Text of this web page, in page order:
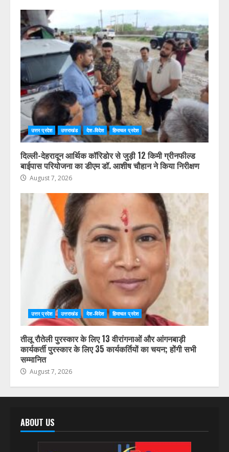
उत्तर प्रदेश उत्तराखंड देश-विदेश हिमाचल प्रदेश
दिल्ली-देहरादून आर्थिक कॉरिडोर से जुड़ी 12 किमी ग्रीनफील्ड
बाईपास परियोजना का डीएम डॉ. आशीष चौहान ने किया निरीक्षण
August 7, 2026
उत्तर प्रदेश उत्तराखंड देश-विदेश हिमाचल प्रदेश
तीलू रौतेली पुरस्कार के लिए 13 वीरांगनाओं और आंगनबाड़ी
कार्यकर्ती पुरस्कार के लिए 35 कार्यकर्तियों का चयन; होंगी सभी
सम्मानित
August 7, 2026
ABOUT US